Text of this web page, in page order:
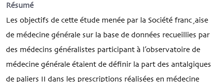
Résumé
Les objectifs de cette étude menée par la Société franc¸aise
de médecine générale sur la base de données recueillies par
des médecins généralistes participant à l’observatoire de
médecine générale étaient de définir la part des antalgiques
de paliers II dans les prescriptions réalisées en médecine